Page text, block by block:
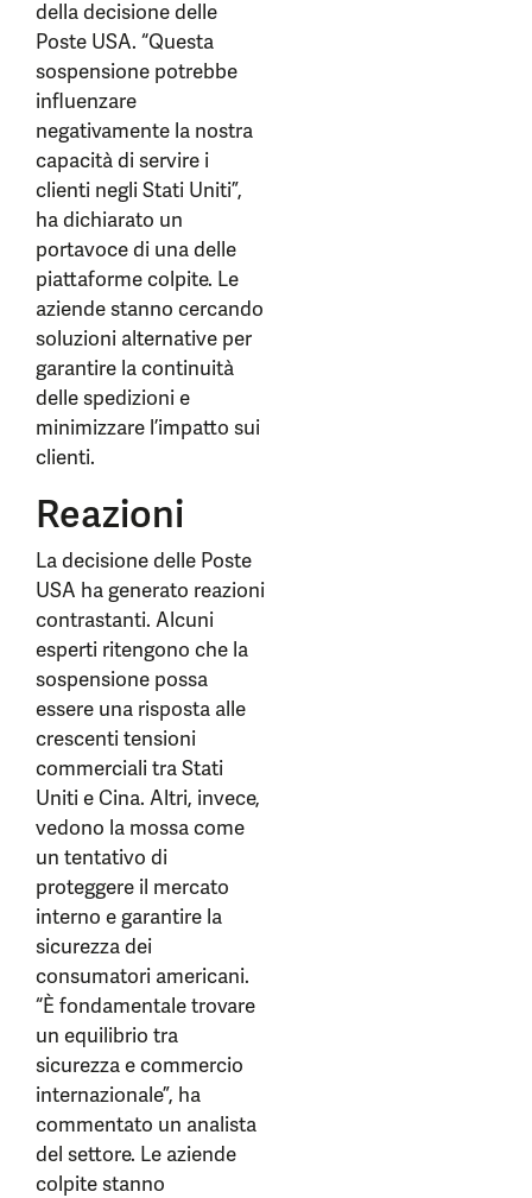
della decisione delle
Poste USA. “Questa
sospensione potrebbe
influenzare
negativamente la nostra
capacità di servire i
clienti negli Stati Uniti”,
ha dichiarato un
portavoce di una delle
piattaforme colpite. Le
aziende stanno cercando
soluzioni alternative per
garantire la continuità
delle spedizioni e
minimizzare l’impatto sui
clienti.
Reazioni
La decisione delle Poste
USA ha generato reazioni
contrastanti. Alcuni
esperti ritengono che la
sospensione possa
essere una risposta alle
crescenti tensioni
commerciali tra Stati
Uniti e Cina. Altri, invece,
vedono la mossa come
un tentativo di
proteggere il mercato
interno e garantire la
sicurezza dei
consumatori americani.
“È fondamentale trovare
un equilibrio tra
sicurezza e commercio
internazionale”, ha
commentato un analista
del settore. Le aziende
colpite stanno